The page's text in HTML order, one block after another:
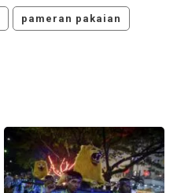
pameran pakaian